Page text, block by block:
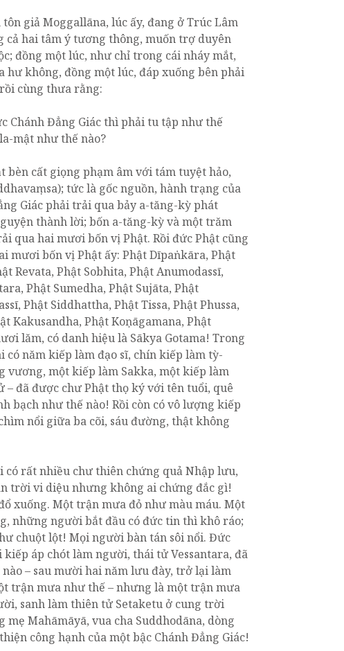
giả Moggallāna, lúc ấy, đang ở Trúc Lâm
cả hai tâm ý tương thông, muốn trợ duyên
đồng một lúc, như chỉ trong cái nháy mắt,
không, đồng một lúc, đáp xuống bên phải
cùng thưa rằng:
Chánh Đẳng Giác thì phải tu tập như thế
mật như thế nào?
bèn cất giọng phạm âm với tám tuyệt hảo,
tức là gốc nguồn, hành trạng của
Giác phải trải qua bảy a-tăng-kỳ phát
thành lời; bốn a-tăng-kỳ và một trăm
qua hai mươi bốn vị Phật. Rồi đức Phật cũng
mươi bốn vị Phật ấy: Phật Dīpaṅkāra, Phật
Revata, Phật Sobhita, Phật Anumodassī,
Phật Sumedha, Phật Sujāta, Phật
Phật Siddhattha, Phật Tissa, Phật Phussa,
Kakusandha, Phật Koṇāgamana, Phật
lăm, có danh hiệu là Sākya Gotama! Trong
năm kiếp làm đạo sĩ, chín kiếp làm tỳ-
vương, một kiếp làm Sakka, một kiếp làm
– đã được chư Phật thọ ký với tên tuổi, quê
bạch như thế nào! Rồi còn có vô lượng kiếp
nổi giữa ba cõi, sáu đường, thật không
có rất nhiều chư thiên chứng quả Nhập lưu,
trời vi diệu nhưng không ai chứng đắc gì!
xuống. Một trận mưa đỏ như màu máu. Một
những người bắt đầu có đức tin thì khô ráo;
chuột lột! Mọi người bàn tán sôi nổi. Đức
áp chót làm người, thái tử Vessantara, đã
– sau mười hai năm lưu đày, trở lại làm
trận mưa như thế – nhưng là một trận mưa
sanh làm thiên tử Setaketu ở cung trời
Mahāmāyā, vua cha Suddhodāna, dòng
công hạnh của một bậc Chánh Đẳng Giác!